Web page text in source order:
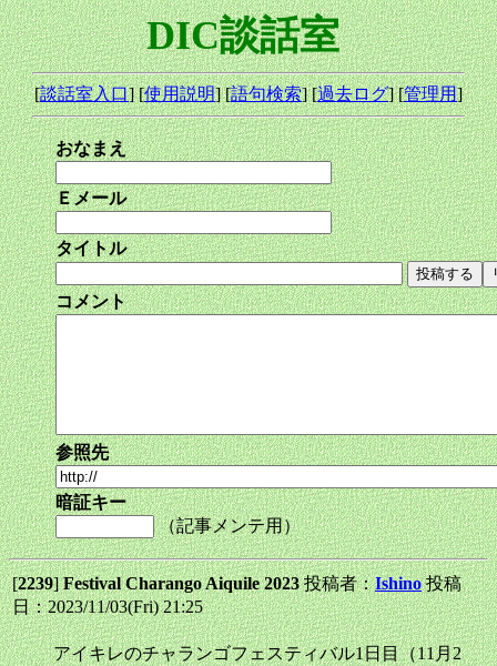
DIC談話室
[談話室入口] [使用説明] [語句検索] [過去ログ] [管理用]
おなまえ
Ｅメール
タイトル
コメント
参照先
暗証キー
（記事メンテ用）
[2239]Festival Charango Aiquile 2023投稿者：Ishino 投稿
日：2023/11/03(Fri) 21:25
アイキレのチャランゴフェスティバル1日目（11月2